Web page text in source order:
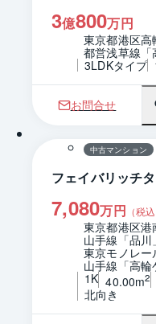
3億800万円
東京都港区高
都営浅草線
3LDKタイプ
お問合せ
中古マンション
フェイバリッチ
7,080万円 （税込
東京都港区港
山手線「品
東京モノレ
山手線「高
1K 40.00m2
北向き